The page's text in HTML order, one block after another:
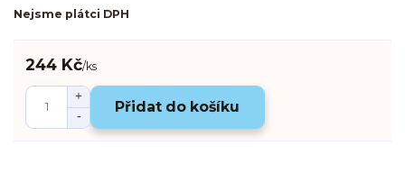
Nejsme plátci DPH
244 Kč/ks
Přidat do košíku